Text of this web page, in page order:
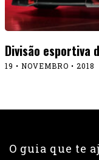
Divisão esportiva
19 • NOVEMBRO • 2018
O guia que te